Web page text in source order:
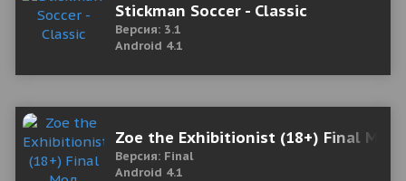
Stickman Soccer - Classic
Версия: 3.1
Android 4.1
Zoe the Exhibitionist (18+) Final Мод
Версия: Final
Android 4.1